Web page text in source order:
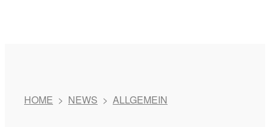
HOME > NEWS > ALLGEMEIN